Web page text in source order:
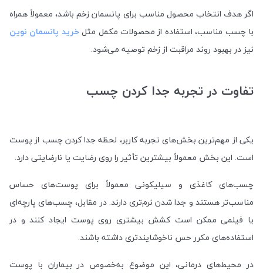
اگر هدف انتخاب محصول مناسب برای پانسمان زخم باشد، معمولاً همراه
با چسب مناسب، استفاده از محصولات مکمل مثلخرید پانسمان نوین
نیز در بهبود روند مراقبت از زخم توصیه می‌شود.
تفاوت در تجربه جدا کردن چسب
یکی از مهم‌ترین بخش‌های تجربه کاربر، لحظه جدا کردن چسب از پوست
است. این بخش معمولاً بیشترین تأثیر را روی رضایت یا نارضایتی دارد.
چسب‌های کاغذی و سیلیکونی معمولاً برای پوست‌های حساس
مناسب‌تر هستند و جدا شدن نرم‌تری دارند. در مقابل، چسب‌های پارچه‌ای
یا فیلمی ممکن است کشش بیشتری روی پوست ایجاد کنند و در
استفاده‌های مکرر حس ناخوشایندتری داشته باشند.
در محیط‌های درمانی، این موضوع به‌خصوص در بیماران با پوست